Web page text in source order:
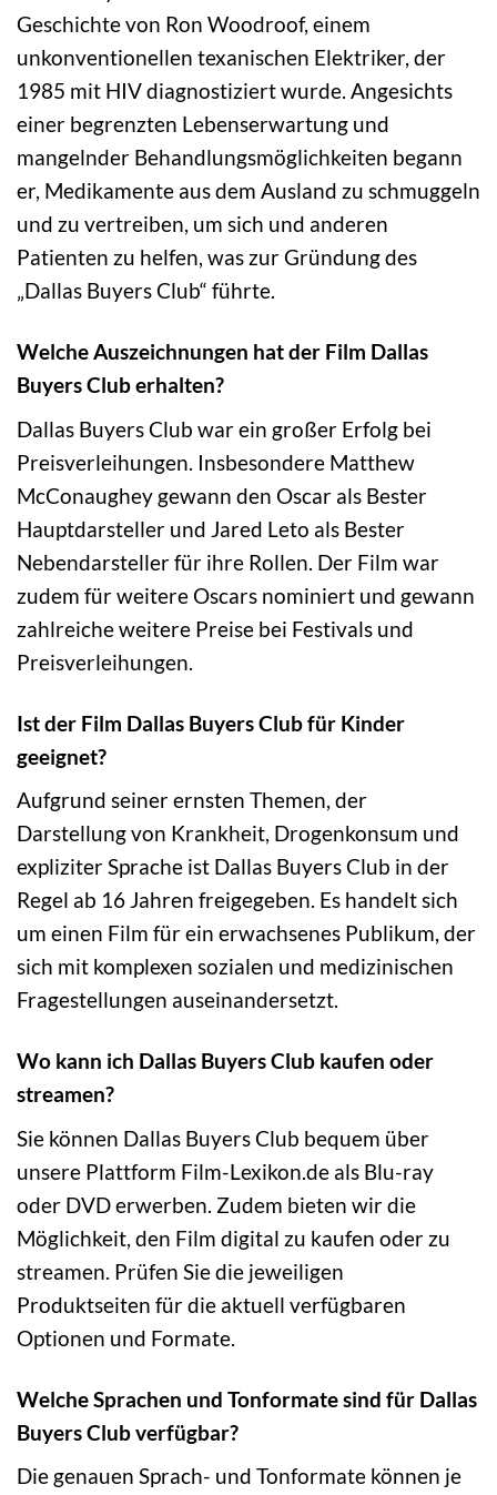
Geschichte von Ron Woodroof, einem
unkonventionellen texanischen Elektriker, der
1985 mit HIV diagnostiziert wurde. Angesichts
einer begrenzten Lebenserwartung und
mangelnder Behandlungsmöglichkeiten begann
er, Medikamente aus dem Ausland zu schmuggeln
und zu vertreiben, um sich und anderen
Patienten zu helfen, was zur Gründung des
„Dallas Buyers Club“ führte.
Welche Auszeichnungen hat der Film Dallas
Buyers Club erhalten?
Dallas Buyers Club war ein großer Erfolg bei
Preisverleihungen. Insbesondere Matthew
McConaughey gewann den Oscar als Bester
Hauptdarsteller und Jared Leto als Bester
Nebendarsteller für ihre Rollen. Der Film war
zudem für weitere Oscars nominiert und gewann
zahlreiche weitere Preise bei Festivals und
Preisverleihungen.
Ist der Film Dallas Buyers Club für Kinder
geeignet?
Aufgrund seiner ernsten Themen, der
Darstellung von Krankheit, Drogenkonsum und
expliziter Sprache ist Dallas Buyers Club in der
Regel ab 16 Jahren freigegeben. Es handelt sich
um einen Film für ein erwachsenes Publikum, der
sich mit komplexen sozialen und medizinischen
Fragestellungen auseinandersetzt.
Wo kann ich Dallas Buyers Club kaufen oder
streamen?
Sie können Dallas Buyers Club bequem über
unsere Plattform Film-Lexikon.de als Blu-ray
oder DVD erwerben. Zudem bieten wir die
Möglichkeit, den Film digital zu kaufen oder zu
streamen. Prüfen Sie die jeweiligen
Produktseiten für die aktuell verfügbaren
Optionen und Formate.
Welche Sprachen und Tonformate sind für Dallas
Buyers Club verfügbar?
Die genauen Sprach- und Tonformate können je